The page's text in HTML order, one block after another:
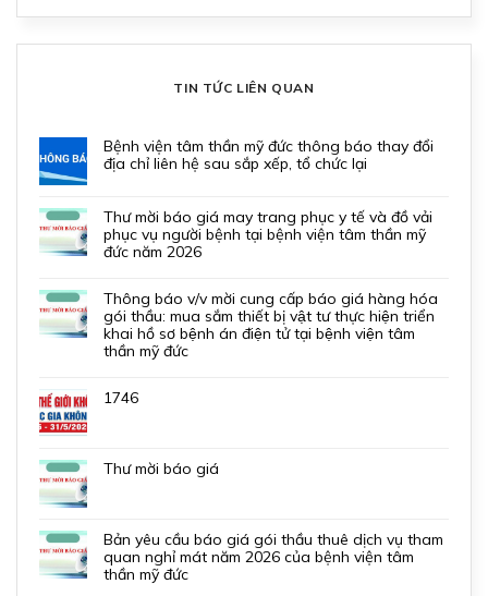
TIN TỨC LIÊN QUAN
bệnh viện tâm thần mỹ đức thông báo thay đổi
địa chỉ liên hệ sau sắp xếp, tổ chức lại
thư mời báo giá may trang phục y tế và đồ vải
phục vụ người bệnh tại bệnh viện tâm thần mỹ
đức năm 2026
thông báo v/v mời cung cấp báo giá hàng hóa
gói thầu: mua sắm thiết bị vật tư thực hiện triển
khai hồ sơ bệnh án điện tử tại bệnh viện tâm
thần mỹ đức
1746
thư mời báo giá
bản yêu cầu báo giá gói thầu thuê dịch vụ tham
quan nghỉ mát năm 2026 của bệnh viện tâm
thần mỹ đức